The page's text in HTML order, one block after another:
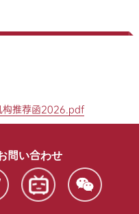
构推荐函2026.pdf
問い合わせ